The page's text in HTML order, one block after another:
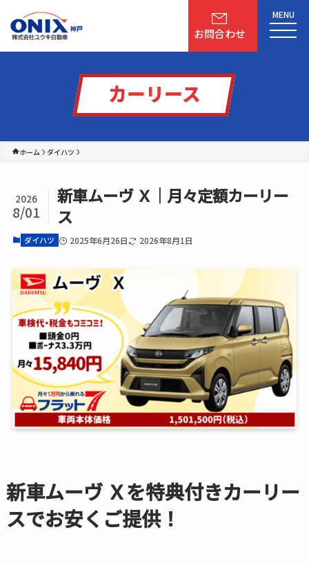
お問合わせ
MENU
カーリース
ホーム ダイハツ
新車ムーヴ Ｘ│月々定額カーリー
ス
2026
8/01
ダイハツ 2025年6月26日 2026年8月1日
新車ムーヴ Ｘを特典付きカーリー
スでお安くご提供！